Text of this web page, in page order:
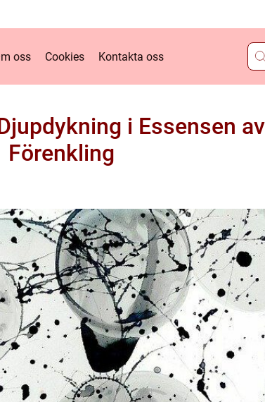
oss Cookies Kontakta oss
i Essensen
Förenkling